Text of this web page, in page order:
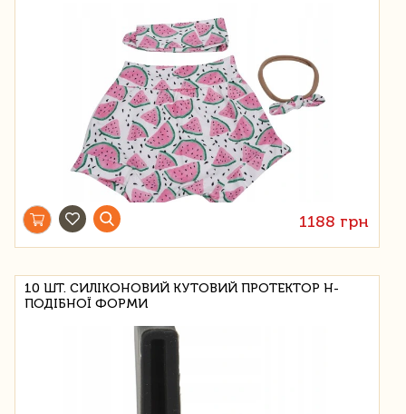
1188 грн
10 ШТ. СИЛІКОНОВИЙ КУТОВИЙ ПРОТЕКТОР Н-
ПОДІБНОЇ ФОРМИ